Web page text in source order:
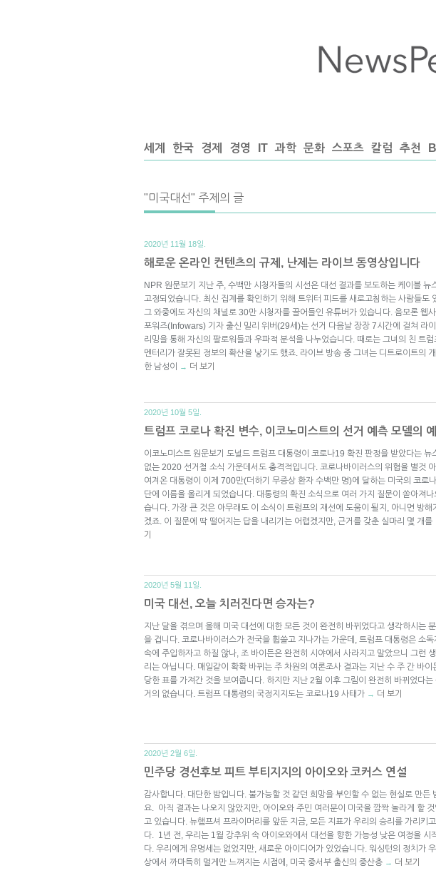
세계 한국 경제 경영 IT 과학 문화 스포츠 칼럼 추천
"미국대선" 주제의 글
2020년 11월 18일.
해로운 온라인 컨텐츠의 규제, 난제는 라이브 동영상입니다
NPR 원문보기 지난 주, 수백만 시청자들의 시선은 대선 결과를 보도하는 케이블 뉴
고정되었습니다. 최신 집계를 확인하기 위해 트위터 피드를 새로고침하는 사람들도
그 와중에도 자신의 채널로 30만 시청자를 끌어들인 유튜버가 있습니다. 음모론 웹
포워즈(Infowars) 기자 출신 밀리 위버(29세)는 선거 다음날 장장 7시간에 걸쳐 라
리밍을 통해 자신의 팔로워들과 우파적 분석을 나누었습니다. 때로는 그녀의 친 트럼
멘터리가 잘못된 정보의 확산을 낳기도 했죠. 라이브 방송 중 그녀는 디트로이트의 개
한 남성이
→ 더 보기
2020년 10월 5일.
트럼프 코로나 확진 변수, 이코노미스트의 선거 예측 모델의
이코노미스트 원문보기 도널드 트럼프 대통령이 코로나19 확진 판정을 받았다는 뉴
없는 2020 선거철 소식 가운데서도 충격적입니다. 코로나바이러스의 위협을 별것
여겨온 대통령이 이제 700만(더하기 무증상 환자 수백만 명)에 달하는 미국의 코로
단에 이름을 올리게 되었습니다. 대통령의 확진 소식으로 여러 가지 질문이 쏟아져나
습니다. 가장 큰 것은 아무래도 이 소식이 트럼프의 재선에 도움이 될지, 아니면 방해
겠죠. 이 질문에 딱 떨어지는 답을 내리기는 어렵겠지만, 근거를 갖춘 실마리 몇 개를
기
2020년 5월 11일.
미국 대선, 오늘 치러진다면 승자는?
지난 달을 겪으며 올해 미국 대선에 대한 모든 것이 완전히 바뀌었다고 생각하시는
을 겁니다. 코로나바이러스가 전국을 휩쓸고 지나가는 가운데, 트럼프 대통령은 소독
속에 주입하자고 하질 않나, 조 바이든은 완전히 시야에서 사라지고 말았으니 그런
리는 아닙니다. 매일같이 확확 바뀌는 주 차원의 여론조사 결과는 지난 수 주 간 바이
당한 표를 가져간 것을 보여줍니다. 하지만 지난 2월 이후 그림이 완전히 바뀌었다는
거의 없습니다. 트럼프 대통령의 국정지지도는 코로나19 사태가 → 더 보기
2020년 2월 6일.
민주당 경선후보 피트 부티지지의 아이오와 코커스 연설
감사합니다. 대단한 밤입니다. 불가능할 것 같던 희망을 부인할 수 없는 현실로 만든
요. ​ 아직 결과는 나오지 않았지만, 아이오와 주민 여러분이 미국을 깜짝 놀라게 할
고 있습니다. 뉴햄프셔 프라이머리를 앞둔 지금, 모든 지표가 우리의 승리를 가리키고
다. ​ 1년 전, 우리는 1월 강추위 속 아이오와에서 대선을 향한 가능성 낮은 여정을 시
다. 우리에게 유명세는 없었지만, 새로운 아이디어가 있었습니다. 워싱턴의 정치가
상에서 까마득히 멀게만 느껴지는 시점에, 미국 중서부 출신의 중산층 → 더 보기